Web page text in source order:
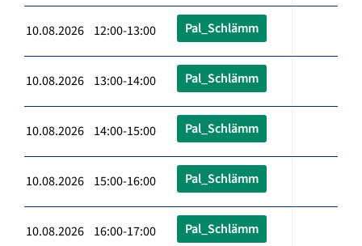
10.08.2026 12:00-13:00 Pal_Schlämm
10.08.2026 13:00-14:00 Pal_Schlämm
10.08.2026 14:00-15:00 Pal_Schlämm
10.08.2026 15:00-16:00 Pal_Schlämm
10.08.2026 16:00-17:00 Pal_Schlämm